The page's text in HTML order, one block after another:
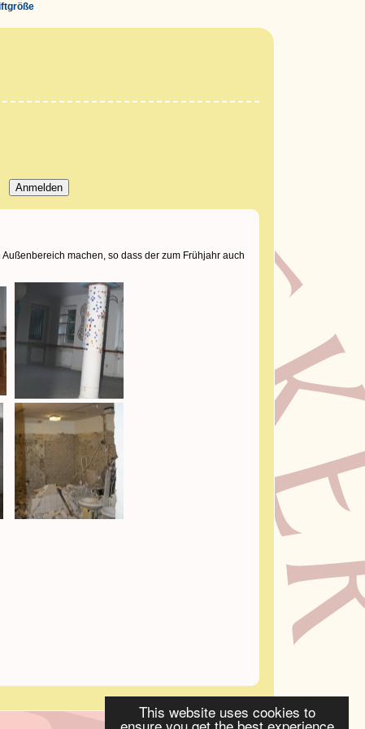
This website uses cookies to
machen, so dass der zum Frühjahr auch